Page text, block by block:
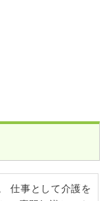
仕事として介護を